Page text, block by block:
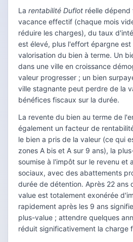
La rentabilité Duflot réelle
vacance effectif (chaque mois
réduire les charges), du taux
est élevé, plus l'effort épargne
valorisation du bien à terme. Un
dans une ville en croissance
valeur progresser ; un bien
ville stagnante peut perdre de la
bénéfices fiscaux sur la durée.
La revente du bien au terme de
également un facteur de
le bien a pris de la valeur (ce qui
zones A bis et A sur 9 ans), la
soumise à l'impôt sur le revenu et
sociaux, avec des abattements
durée de détention. Après 22 ans
value est totalement exonérée
rapidement après les 9 ans
plus-value ; attendre quelques
réduit significativement la charge